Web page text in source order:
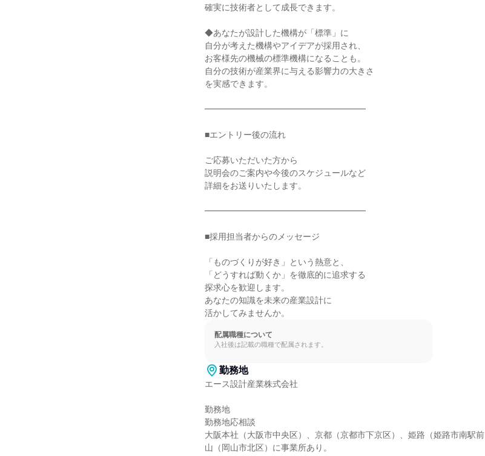
確実に技術者として成長できます。
◆あなたが設計した機構が「標準」に
自分が考えた機構やアイデアが採用され、
お客様先の機械の標準機構になることも。
自分の技術が産業界に与える影響力の大きさ
を実感できます。
━━━━━━━━━━━━━━━━━━━
■エントリー後の流れ
ご応募いただいた方から
説明会のご案内や今後のスケジュールなど
詳細をお送りいたします。
━━━━━━━━━━━━━━━━━━━
■採用担当者からのメッセージ
「ものづくりが好き」という熱意と、
「どうすれば動くか」を徹底的に追求する
探求心を歓迎します。
あなたの知識を未来の産業設計に
活かしてみませんか。
配属職種について
入社後は記載の職種で配属されます。
勤務地
エース設計産業株式会社
勤務地
勤務地応相談
大阪本社（大阪市中央区）、京都（京都市下京区）、姫路（姫路市南駅
山（岡山市北区）に事業所あり。